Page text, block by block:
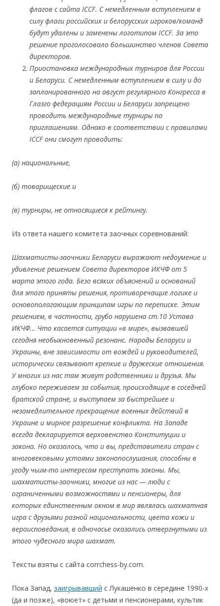
флагов с сайта ICCF. С немедленным вступлением в
силу флаги российских и белорусских игроков/команд
будут удалены и заменены логотипом ICCF. За это
решение проголосовало большинство членов Совета
директоров.
Приостановка международных турниров для России
и Беларуси. С немедленным вступлением в силу и до
запланированного на август регулярного Конгресса в
Глазго федерациям России и Беларуси запрещено
проводить международные турниры по
приглашениям. Однако в соответствии с правилами
ICCF они смогут проводить:
(а) национальные,
(б) товарищеские и
(в) турниры, не относящиеся к рейтингу.
Из ответа нашего комитета заочных cоревнований:
Шахматисты-заочники Беларуси выражают недоумение и
удивление решением Совета директоров ИКЧФ от 5
марта этого года. Безо всяких объяснений и оснований
для этого приняты решения, противоречащие логике и
основополагающим принципам игры по переписке. Этим
решением, в частности, грубо нарушена ст.10 Устава
ИКЧФ… Что касается ситуации «в мире», вызвавшей
сегодня необыкновенный резонанс. Народы Беларуси и
Украины, вне зависимости от вождей и руководителей,
исторически связывают крепкие и дружеские отношения.
У многих из нас там живут родственники и друзья. Мы
глубоко переживаем за события, происходящие в соседней
братской стране, и выступаем за быстрейшее и
незамедлительное прекращение военных действий в
Украине и мирное разрешение конфликта. На Западе
всегда декларируется верховенство Конституции и
закона. Но оказалось, что и вы, представители стран с
многовековыми устоями законопослушания, способны в
угоду чьим-то интересам преступать законы. Мы,
шахматисты-заочники, многие из нас— люди с
ограниченными возможностями и пенсионеры, для
которых единственным окном в мир являлась шахматная
игра с друзьями разной национальности, цвета кожи и
вероисповедания, в одночасье оказались отвергнутыми из
этого чудесного мира шахмат.
Тексты взяты с сайта corrchess-by.com.
Пока Запад, заигрывавший c Лукашенко в cередине 1990-х
(да и позже), «воюет» c детьми и пенcионерами, культик